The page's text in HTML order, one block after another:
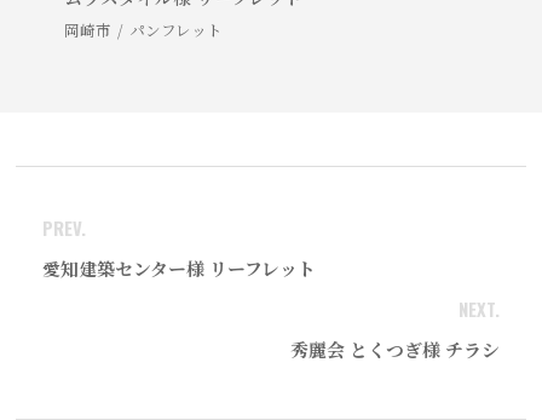
岡崎市 パンフレット
PREV.
愛知建築センター様 リーフレット
NEXT.
秀麗会 とくつぎ様 チラシ